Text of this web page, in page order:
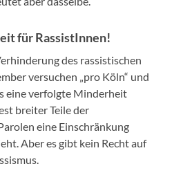
für RassistInnen!
des rassistischen
versuchen „pro Köln“ und
eine verfolgte Minderheit
breiter Teile der
eine Einschränkung
Aber es gibt kein Recht auf